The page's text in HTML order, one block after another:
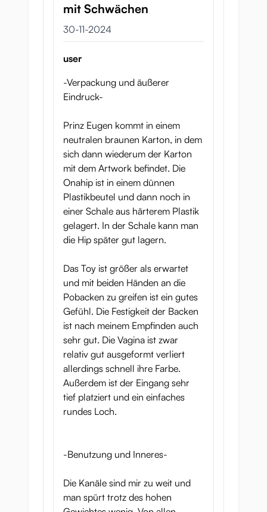
mit Schwächen
30 november 2024
30-11-2024
user
-Verpackung und äußerer
Eindruck-
Prinz Eugen kommt in einem
neutralen braunen Karton, in dem
sich dann wiederum der Karton
mit dem Artwork befindet. Die
Onahip ist in einem dünnen
Plastikbeutel und dann noch in
einer Schale aus härterem Plastik
gelagert. In der Schale kann man
die Hip später gut lagern.
Das Toy ist größer als erwartet
und mit beiden Händen an die
Pobacken zu greifen ist ein gutes
Gefühl. Die Festigkeit der Backen
ist nach meinem Empfinden auch
sehr gut. Die Vagina ist zwar
relativ gut ausgeformt verliert
allerdings schnell ihre Farbe.
Außerdem ist der Eingang sehr
tief platziert und ein einfaches
rundes Loch.
-Benutzung und Inneres-
Die Kanäle sind mir zu weit und
man spürt trotz des hohen